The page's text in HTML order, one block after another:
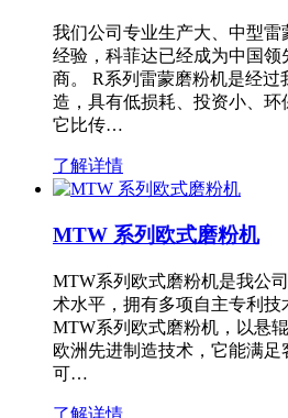
我们公司专业生产大、中型雷
经验，科菲达已经成为中国
商。 R系列雷蒙磨粉机是经过
造，具有低损耗、投资小、环
它比传…
了解详情
MTW 系列欧式磨粉机
MTW系列欧式磨粉机是我公
术水平，拥有多项自主专利
MTW系列欧式磨粉机，以悬
欧洲先进制造技术，它能满
可…